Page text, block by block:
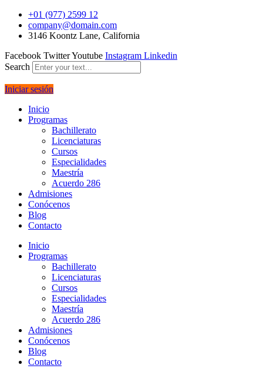
+01 (977) 2599 12
company@domain.com
3146 Koontz Lane, California
Facebook TwitterYoutube Instagram Linkedin
Search
Iniciar sesión
Inicio
Programas
Bachillerato
Licenciaturas
Cursos
Especialidades
Maestría
Acuerdo 286
Admisiones
Conócenos
Blog
Contacto
Inicio
Programas
Bachillerato
Licenciaturas
Cursos
Especialidades
Maestría
Acuerdo 286
Admisiones
Conócenos
Blog
Contacto